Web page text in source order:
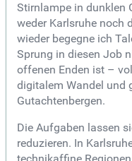
Stirnlampe in dunklen
weder Karlsruhe noch
wieder begegne ich
Sprung in diesen Job
offenen Enden ist –
digitalem Wandel und
Gutachtenbergen.
Die Aufgaben lassen
reduzieren. In